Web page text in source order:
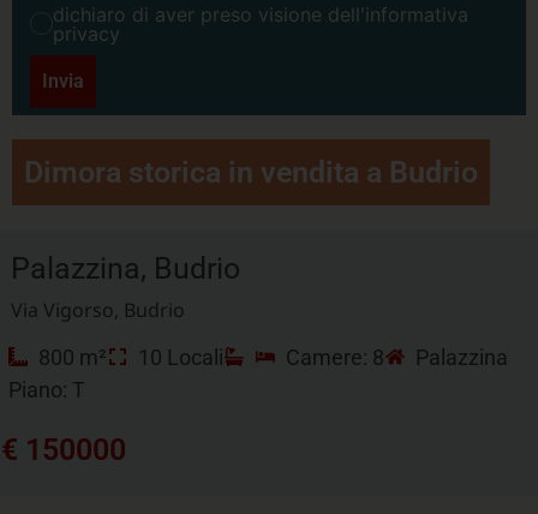
dichiaro di aver preso visione dell'informativa
privacy
Invia
Dimora storica in vendita a Budrio
Palazzina, Budrio
Via Vigorso, Budrio
800 m² 10 Locali Camere: 8
Palazzina
Piano: T
€ 150000